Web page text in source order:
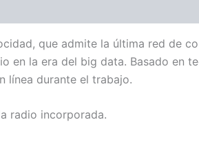
que admite la última red de
la era del big data. Basado en
línea durante el trabajo.
radio incorporada.